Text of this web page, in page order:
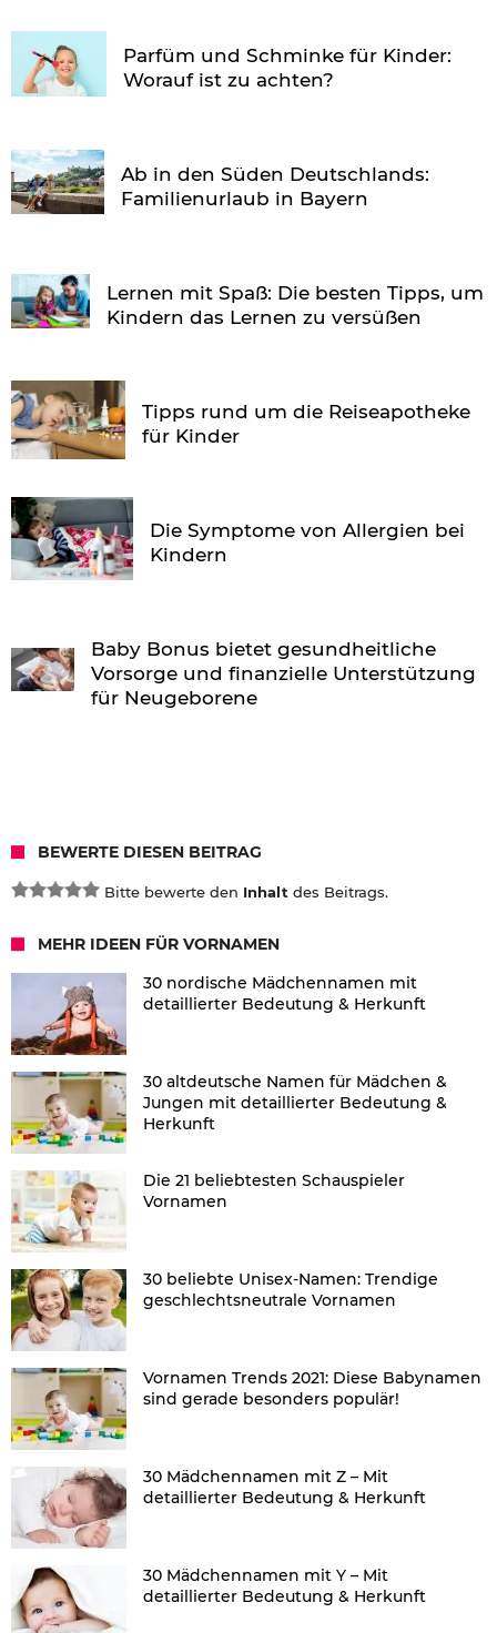
Parfüm und Schminke für Kinder:
Worauf ist zu achten?
Ab in den Süden Deutschlands:
Familienurlaub in Bayern
Lernen mit Spaß: Die besten Tipps, um
Kindern das Lernen zu versüßen
Tipps rund um die Reiseapotheke
für Kinder
Die Symptome von Allergien bei
Kindern
Baby Bonus bietet gesundheitliche
Vorsorge und finanzielle Unterstützung
für Neugeborene
BEWERTE DIESEN BEITRAG
Bitte bewerte den Inhalt des Beitrags.
MEHR IDEEN FÜR VORNAMEN
30 nordische Mädchennamen mit
detaillierter Bedeutung & Herkunft
30 altdeutsche Namen für Mädchen &
Jungen mit detaillierter Bedeutung &
Herkunft
Die 21 beliebtesten Schauspieler
Vornamen
30 beliebte Unisex-Namen: Trendige
geschlechtsneutrale Vornamen
Vornamen Trends 2021: Diese Babynamen
sind gerade besonders populär!
30 Mädchennamen mit Z – Mit
detaillierter Bedeutung & Herkunft
30 Mädchennamen mit Y – Mit
detaillierter Bedeutung & Herkunft